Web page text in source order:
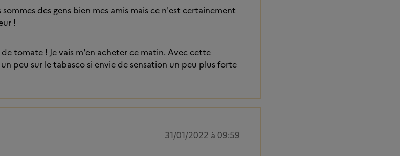
des gens bien mes amis mais ce n'est certainement
!
de tomate ! Je vais m'en acheter ce matin. Avec cette
peu sur le tabasco si envie de sensation un peu plus forte
31/01/2022 à 09:59